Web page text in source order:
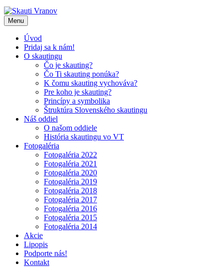
Skip
to
content
Menu
Úvod
Pridaj sa k nám!
O skautingu
Čo je skauting?
Čo Ti skauting ponúka?
K čomu skauting vychováva?
Pre koho je skauting?
Princípy a symbolika
Štruktúra Slovenského skautingu
Náš oddiel
O našom oddiele
História skautingu vo VT
Fotogaléria
Fotogaléria 2022
Fotogaléria 2021
Fotogaléria 2020
Fotogaléria 2019
Fotogaléria 2018
Fotogaléria 2017
Fotogaléria 2016
Fotogaléria 2015
Fotogaléria 2014
Akcie
Lipopis
Podporte nás!
Kontakt